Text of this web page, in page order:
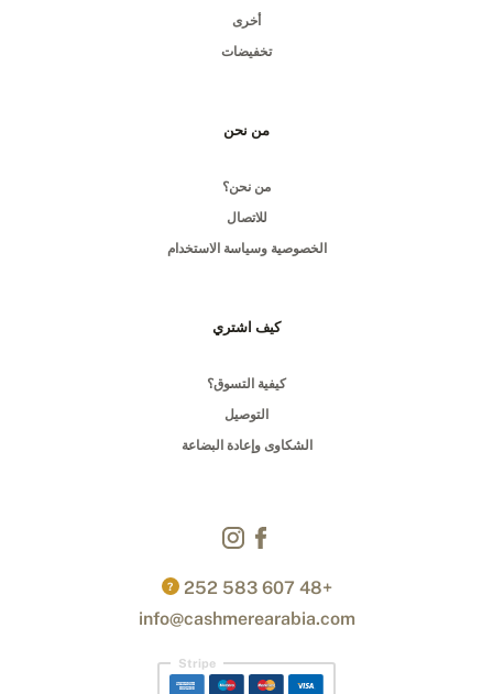
أخرى
تخفيضات
من نحن
من نحن؟
للاتصال
الخصوصية وسياسة الاستخدام
كيف اشتري
كيفية التسوق؟
التوصيل
الشكاوى وإعادة البضاعة
+48 607 583 252
?
info@cashmerearabia.com
Stripe